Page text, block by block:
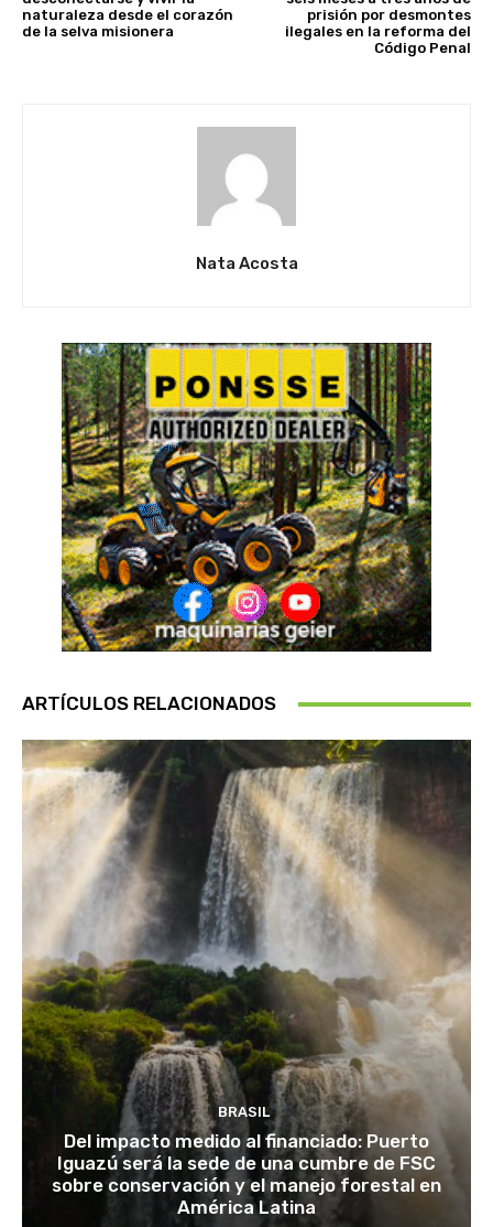
naturaleza desde el corazón
de la selva misionera
prisión por desmontes
ilegales en la reforma del
Código Penal
Nata Acosta
ARTÍCULOS RELACIONADOS
BRASIL
Del impacto medido al financiado: Puerto
Iguazú será la sede de una cumbre de FSC
sobre conservación y el manejo forestal en
América Latina